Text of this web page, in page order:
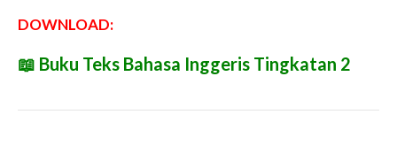
DOWNLOAD:
📖 Buku Teks Bahasa Inggeris Tingkatan 2